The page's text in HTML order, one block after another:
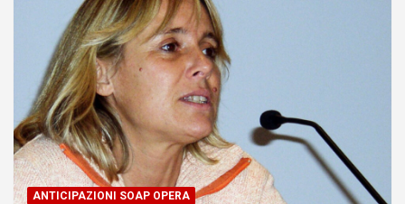
ANTICIPAZIONI SOAP OPERA